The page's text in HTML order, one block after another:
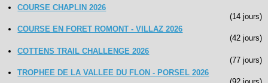
Créer un nouveau compte
COURSE CHAPLIN 2026
(14 jours)
COURSE EN FORET ROMONT - VILLAZ 2026
(42 jours)
COTTENS TRAIL CHALLENGE 2026
(77 jours)
TROPHEE DE LA VALLEE DU FLON - PORSEL 2026